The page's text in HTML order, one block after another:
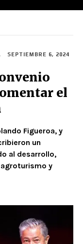
SEPTIEMBRE 6, 2024
el
Figueroa, y
un
al desarrollo,
y